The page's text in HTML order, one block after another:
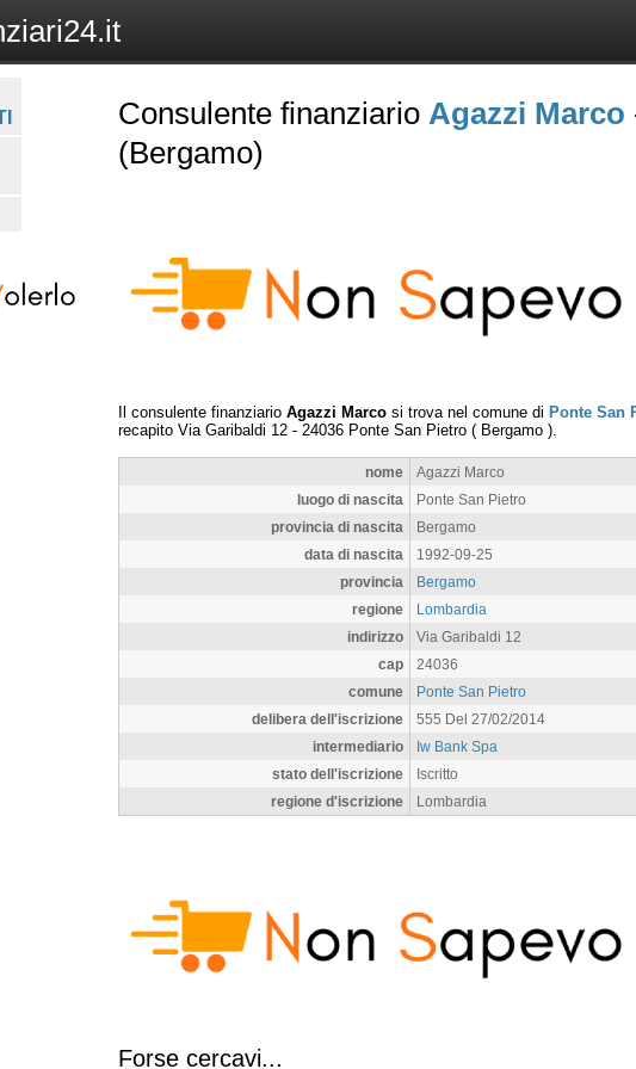
Consulente finanziario Agazzi Marco
(Bergamo)
Il consulente finanziario Agazzi Marco si trova nel comune di Ponte San
recapito Via Garibaldi 12 - 24036 Ponte San Pietro ( Bergamo ).
nome
Agazzi Marco
luogo di nascita
Ponte San Pietro
provincia di nascita
Bergamo
data di nascita
1992-09-25
provincia
Bergamo
regione
Lombardia
indirizzo
Via Garibaldi 12
cap
24036
comune
Ponte San Pietro
delibera dell'iscrizione
555 Del 27/02/2014
intermediario
Iw Bank Spa
stato dell'iscrizione
Iscritto
regione d'iscrizione
Lombardia
Forse cercavi...